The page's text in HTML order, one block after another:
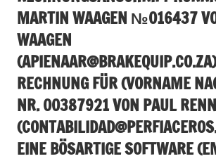
MARTIN WAAGEN №016437
WAAGEN
(APIENAAR@BRAKEQUIP.CO.ZA
RECHNUNG FÜR (VORNAME
NR. 00387921 VON PAUL
(
EINE BÖSARTIGE SOFTWARE